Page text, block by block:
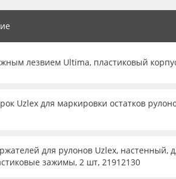
лезвием Ultima, пластиковый
Uzlex для маркировки остатков
для рулонов Uzlex, настенный,
зажимы, 2 шт, 21912130